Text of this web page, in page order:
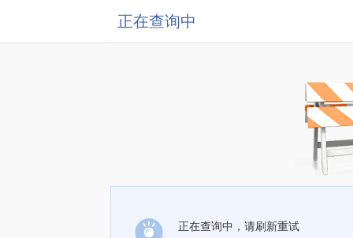
正在查询中
正在查询中，请刷新重试